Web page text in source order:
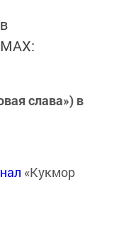
слава») в
«Кукмор